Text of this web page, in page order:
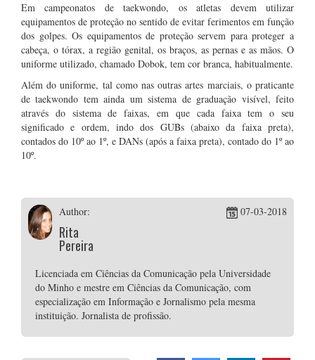
Em campeonatos de taekwondo, os atletas devem utilizar
equipamentos de proteção no sentido de evitar ferimentos em função
dos golpes. Os equipamentos de proteção servem para proteger a
cabeça, o tórax, a região genital, os braços, as pernas e as mãos. O
uniforme utilizado, chamado Dobok, tem cor branca, habitualmente.
Além do uniforme, tal como nas outras artes marciais, o praticante
de taekwondo tem ainda um sistema de graduação visível, feito
através do sistema de faixas, em que cada faixa tem o seu
significado e ordem, indo dos GUBs (abaixo da faixa preta),
contados do 10º ao 1º, e DANs (após a faixa preta), contado do 1º ao
10º.
Author:
Rita
Pereira
07-03-2018
Licenciada em Ciências da Comunicação pela Universidade
do Minho e mestre em Ciências da Comunicação, com
especialização em Informação e Jornalismo pela mesma
instituição. Jornalista de profissão.